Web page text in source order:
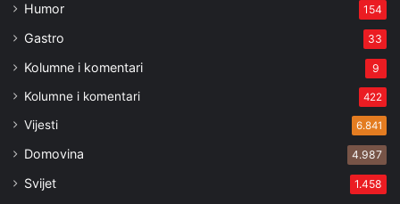
Humor 154
Gastro 33
Kolumne i komentari 9
Kolumne i komentari 422
Vijesti 6.841
Domovina 4.987
Svijet 1.458